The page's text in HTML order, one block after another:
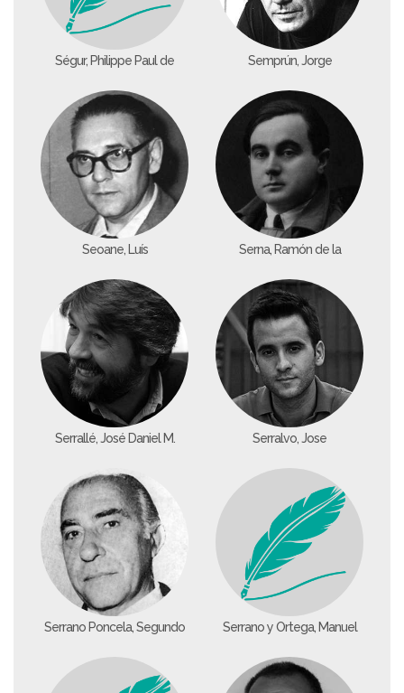
Ségur, Philippe Paul de Semprún, Jorge
Seoane, Luís Serna, Ramón de la
Serrallé, José Daniel M. Serralvo, Jose
Serrano Poncela, Segundo Serrano y Ortega, Manuel